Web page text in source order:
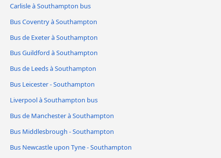
Carlisle à Southampton bus
Bus Coventry à Southampton
Bus de Exeter à Southampton
Bus Guildford à Southampton
Bus de Leeds à Southampton
Bus Leicester - Southampton
Liverpool à Southampton bus
Bus de Manchester à Southampton
Bus Middlesbrough - Southampton
Bus Newcastle upon Tyne - Southampton